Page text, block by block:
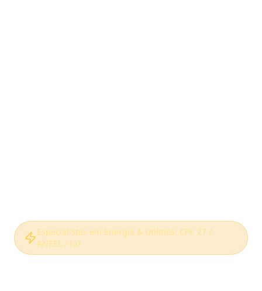
Especialistas em Energia & Utilities: CPC 27 /
ANEEL / IoT